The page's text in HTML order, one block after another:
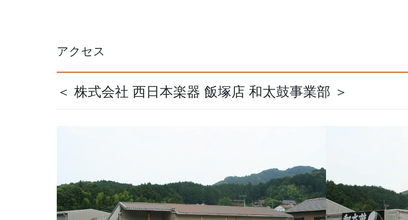
アクセス
＜ 株式会社 西日本楽器 飯塚店 和太鼓事業部 ＞